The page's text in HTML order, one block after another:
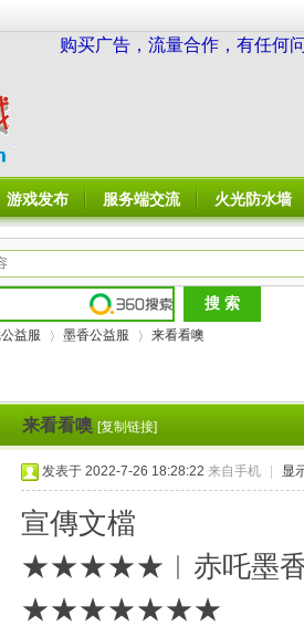
购买广告，流量合作，有任何
游戏发布 服务端交流 火光防水墙
益服
›
墨香公益服
›
来看看噢
来看看噢 [复制链接]
发表于 2022-7-26 18:28:22 来自手机 显
宣傳文檔
★★★★★︳赤吒墨香
★★★★★★★